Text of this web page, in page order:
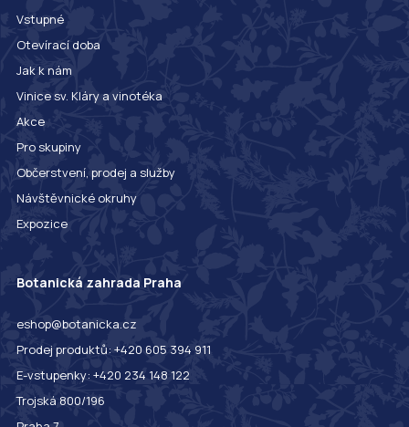
Vstupné
Otevírací doba
Jak k nám
Vinice sv. Kláry a vinotéka
Akce
Pro skupiny
Občerstvení, prodej a služby
Návštěvnické okruhy
Expozice
Botanická zahrada Praha
eshop@botanicka.cz
Prodej produktů: +420 605 394 911
E-vstupenky: +420 234 148 122
Trojská 800/196